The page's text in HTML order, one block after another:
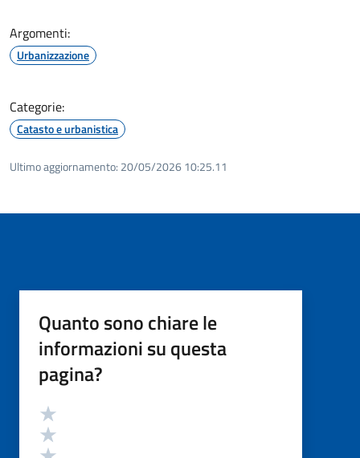
Argomenti:
Urbanizzazione
Categorie:
Catasto e urbanistica
Ultimo aggiornamento: 20/05/2026 10:25.11
Quanto sono chiare le
informazioni su questa
pagina?
Valutazione